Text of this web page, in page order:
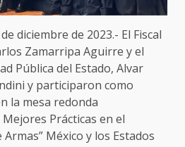
diciembre de 2023.- El Fiscal
Zamarripa Aguirre y el
Pública del Estado, Alvar
y participaron como
la mesa redonda
Prácticas en el
México y los Estados